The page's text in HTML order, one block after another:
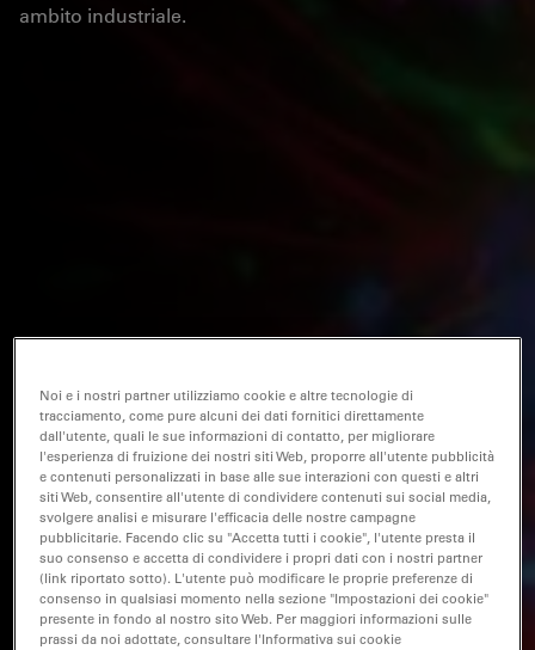
ambito industriale.
Noi e i nostri partner utilizziamo cookie e altre tecnologie di
tracciamento, come pure alcuni dei dati fornitici direttamente
dall'utente, quali le sue informazioni di contatto, per migliorare
l'esperienza di fruizione dei nostri siti Web, proporre all'utente pubblicità
e contenuti personalizzati in base alle sue interazioni con questi e altri
siti Web, consentire all'utente di condividere contenuti sui social media,
svolgere analisi e misurare l'efficacia delle nostre campagne
pubblicitarie. Facendo clic su "Accetta tutti i cookie", l'utente presta il
suo consenso e accetta di condividere i propri dati con i nostri partner
(link riportato sotto). L'utente può modificare le proprie preferenze di
consenso in qualsiasi momento nella sezione "Impostazioni dei cookie"
presente in fondo al nostro sito Web. Per maggiori informazioni sulle
prassi da noi adottate, consultare l'Informativa sui cookie